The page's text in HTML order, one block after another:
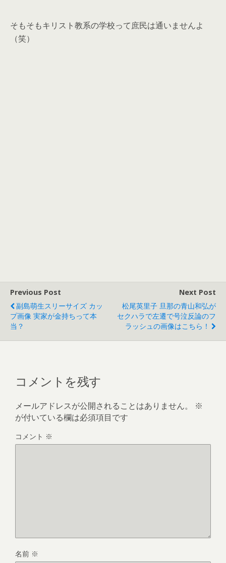
そもそもキリスト教系の学校って庶民は通いませんよ
（笑）
Previous Post
副島萌生スリーサイズ カッ
プ画像 実家が金持ちって本
当？
Next Post
松尾英里子 旦那の青山和弘が
セクハラで左遷で号泣反論のフ
ラッシュの画像はこちら！
コメントを残す
メールアドレスが公開されることはありません。
※
が付いている欄は必須項目です
コメント ※
名前 ※